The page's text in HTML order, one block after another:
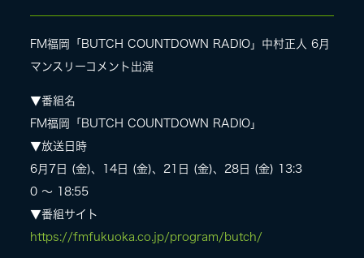
DISCOGRAPHY
MEDIA
LIVE
SPECIAL SITE
FM福岡「BUTCH COUNTDOWN RADIO」中村正人 6月
マンスリーコメント出演
▼番組名
FM福岡「BUTCH COUNTDOWN RADIO」
▼放送日時
6月7日 (金)、14日 (金)、21日 (金)、28日 (金) 13:3
0 〜 18:55
▼番組サイト
https://fmfukuoka.co.jp/program/butch/